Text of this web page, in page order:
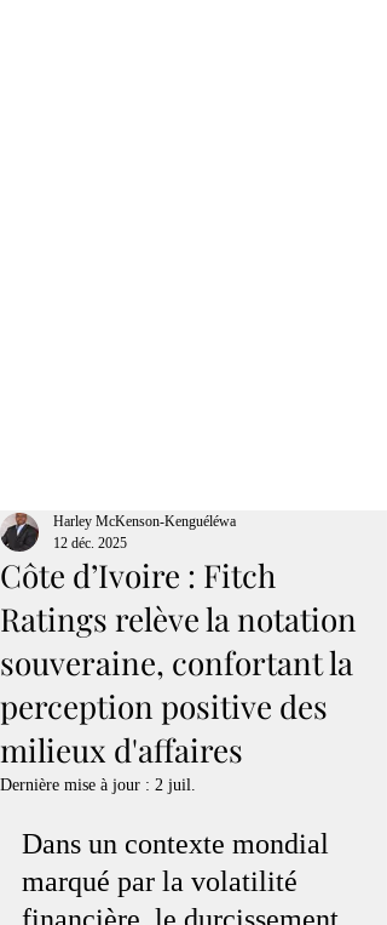
Côte d’Ivoire : Fitch
Ratings relève la notation
souveraine, confortant la
perception positive des
milieux d'affaires
Harley McKenson-Kenguéléwa
12 déc. 2025
Dernière mise à jour : 2 juil.
Dans un contexte mondial
marqué par la volatilité